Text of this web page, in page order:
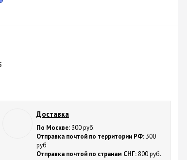
Доставка
По Москве:300 руб.
Отправка почтой по территории РФ:300
руб
Отправка почтой по странам СНГ:800 руб.